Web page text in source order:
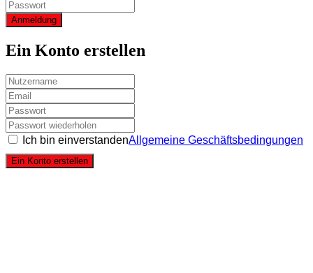
Anmeldung
Ein Konto erstellen
Ich bin einverstandenAllgemeine Geschäftsbedingungen
Ein Konto erstellen